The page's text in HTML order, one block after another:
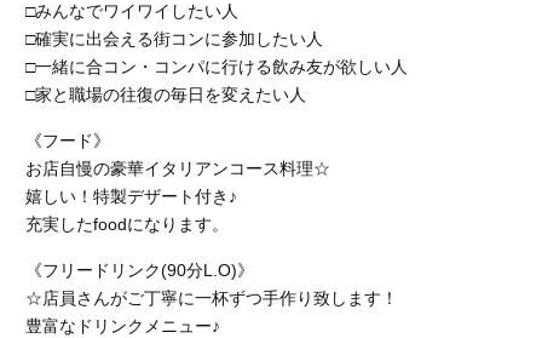
□みんなでワイワイしたい人
□確実に出会える街コンに参加したい人
□一緒に合コン・コンパに行ける飲み友が欲しい人
□家と職場の往復の毎日を変えたい人
《フード》
お店自慢の豪華イタリアンコース料理☆
嬉しい！特製デザート付き♪
充実したfoodになります。
《フリードリンク(90分L.O)》
☆店員さんがご丁寧に一杯ずつ手作り致します！
豊富なドリンクメニュー♪